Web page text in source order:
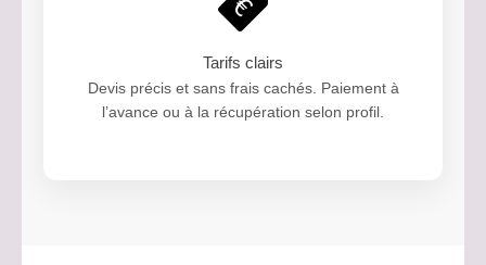
Tarifs clairs
Devis précis et sans frais cachés. Paiement à
l’avance ou à la récupération selon profil.